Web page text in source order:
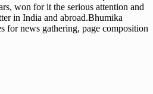
won for it the serious attention and
in India and abroad.Bhumika
for news gathering, page composition